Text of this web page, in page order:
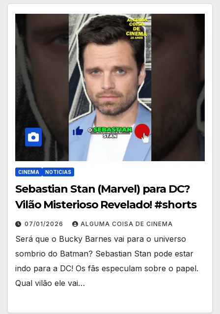
CINEMA NOTICIAS
Sebastian Stan (Marvel) para DC?
Vilão Misterioso Revelado! #shorts
07/01/2026 ALGUMA COISA DE CINEMA
Será que o Bucky Barnes vai para o universo
sombrio do Batman? Sebastian Stan pode estar
indo para a DC! Os fãs especulam sobre o papel.
Qual vilão ele vai…